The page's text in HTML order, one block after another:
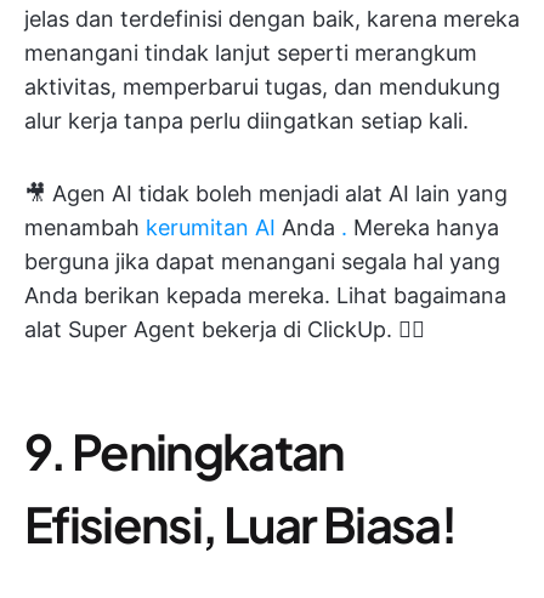
jelas dan terdefinisi dengan baik, karena mereka
menangani tindak lanjut seperti merangkum
aktivitas, memperbarui tugas, dan mendukung
alur kerja tanpa perlu diingatkan setiap kali.
🎥 Agen AI tidak boleh menjadi alat AI lain yang
menambah kerumitan AI Anda . Mereka hanya
berguna jika dapat menangani segala hal yang
Anda berikan kepada mereka. Lihat bagaimana
alat Super Agent bekerja di ClickUp. 👇🏼
9. Peningkatan
Efisiensi, Luar Biasa!